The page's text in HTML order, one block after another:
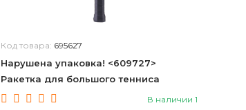
Код товара: 695627
Нарушена упаковка! <609727>
Ракетка для большого тенниса
FusionTec 300 26’’, красный WishВ наличии 1